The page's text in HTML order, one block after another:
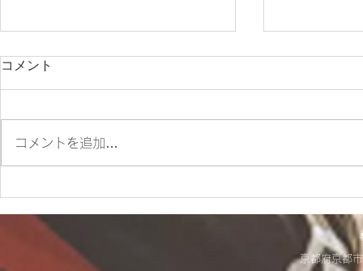
ES700ラリー仕様とES700の
違いをご紹介‼
＊明日から
＊
コメント
コメントを追加…
京都府京都